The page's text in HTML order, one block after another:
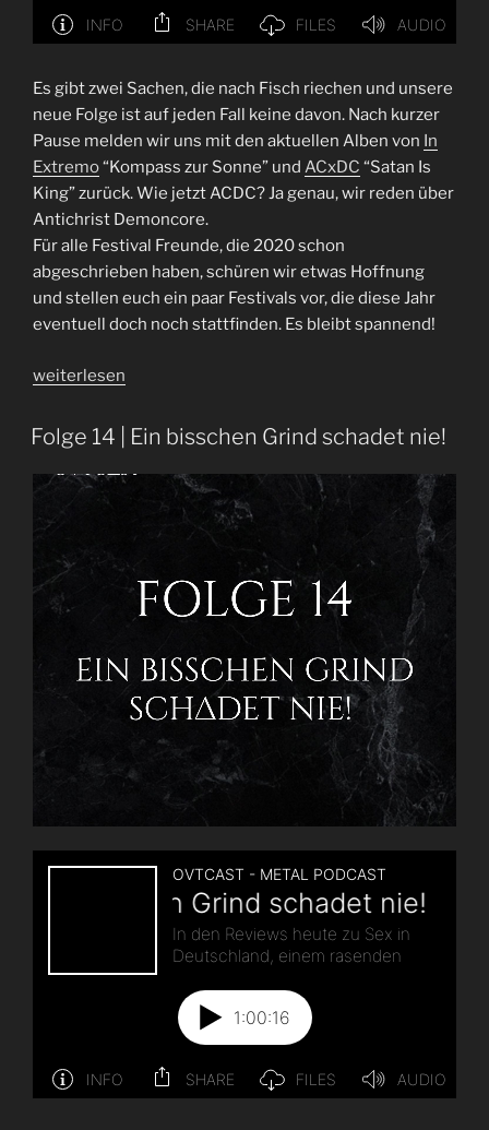
Es gibt zwei Sachen, die nach Fisch riechen und unsere
neue Folge ist auf jeden Fall keine davon. Nach kurzer
Pause melden wir uns mit den aktuellen Alben von In
Extremo“Kompass zur Sonne” und ACxDC “Satan Is
King” zurück. Wie jetzt ACDC? Ja genau, wir reden über
Antichrist Demoncore.
Für alle Festival Freunde, die 2020 schon
abgeschrieben haben, schüren wir etwas Hoffnung
und stellen euch ein paar Festivals vor, die diese Jahr
eventuell doch noch stattfinden. Es bleibt spannend!
„Folge
|
Matjes,
jes
jes“
weiterlesen
Folge 14 | Ein bisschen Grind schadet nie!